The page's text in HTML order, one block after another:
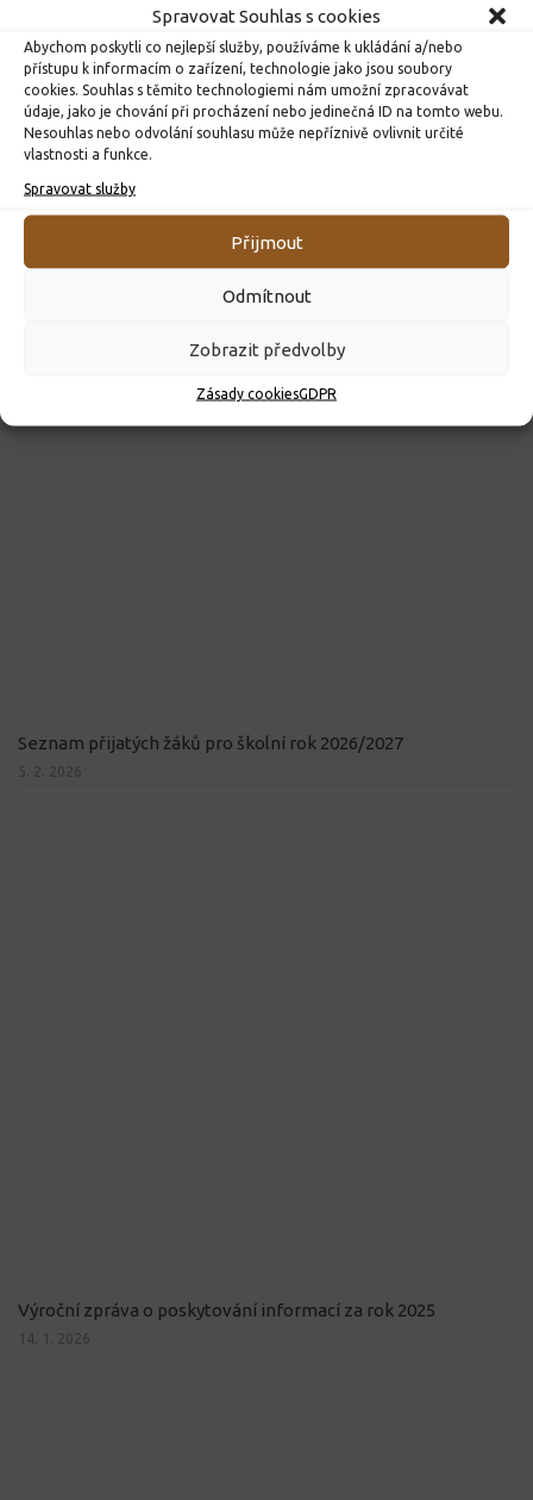
Spravovat Souhlas s cookies
Abychom poskytli co nejlepší služby, používáme k ukládání a/nebo
přístupu k informacím o zařízení, technologie jako jsou soubory
cookies. Souhlas s těmito technologiemi nám umožní zpracovávat
údaje, jako je chování při procházení nebo jedinečná ID na tomto webu.
Nesouhlas nebo odvolání souhlasu může nepříznivě ovlivnit určité
vlastnosti a funkce.
Spravovat služby
Přijmout
Odmítnout
Zobrazit předvolby
Zásady cookiesGDPR
ROZHODNUTÍ O PŘIJETÍ K PŘEDŠKOLNÍMU VZDĚLÁVÁNÍ
Seznam přijatých žáků pro školní rok 2026/2027
5. 2. 2026
Výroční zpráva o poskytování informací za rok 2025
14. 1. 2026